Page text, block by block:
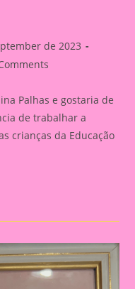
de 2023
Palhas e gostaria de
de trabalhar a
crianças da Educação